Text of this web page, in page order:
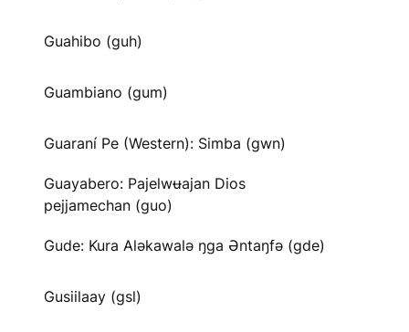
Guahibo (guh)
Guambiano (gum)
Guaraní Pe (Western): Simba (gwn)
Guayabero: Pajelwʉajan Dios
pejjamechan (guo)
Gude: Kura Aləkawalə ŋga Əntaŋfə (gde)
Gusiilaay (gsl)